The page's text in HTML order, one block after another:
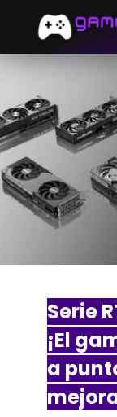
Serie
¡El
a